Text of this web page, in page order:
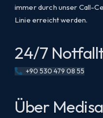
immer durch unser Call-
Linie erreicht werden.
24/7
+90 530 479 08 55
Über